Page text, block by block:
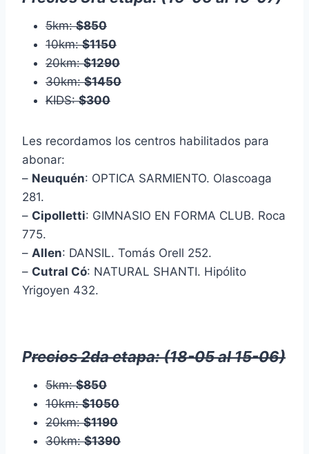
5km:$850
10km:$1150
20km:$1290
30km:$1450
KIDS:$300
Les recordamos los centros habilitados para
abonar:
– Neuquén: OPTICA SARMIENTO. Olascoaga
281.
– Cipolletti: GIMNASIO EN FORMA CLUB. Roca
775.
– Allen: DANSIL. Tomás Orell 252.
– Cutral Có: NATURAL SHANTI. Hipólito
Yrigoyen 432.
Precios 2da etapa: (18-05 al 15-06)
5km:$850
10km:$1050
20km:$1190
30km:$1390